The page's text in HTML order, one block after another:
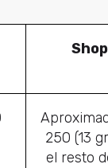
250 (13
el resto